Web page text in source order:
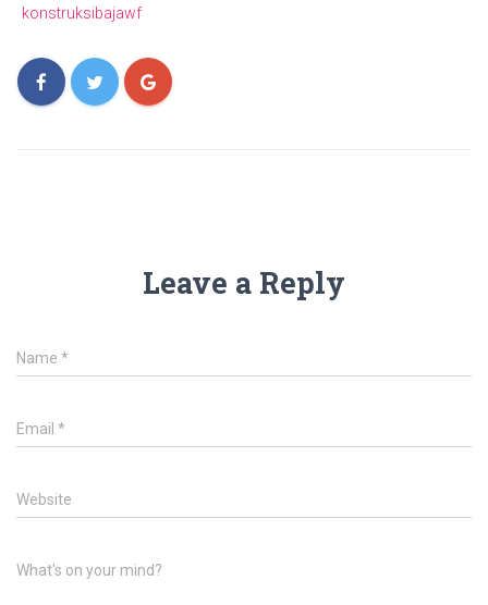
konstruksibajawf
Leave a Reply
Name *
Email *
Website
What's on your mind?